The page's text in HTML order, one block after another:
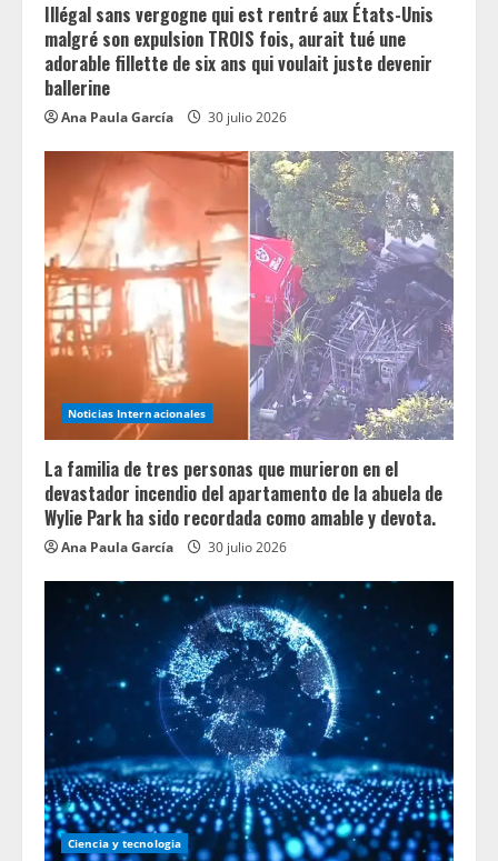
Illégal sans vergogne qui est rentré aux États-Unis
malgré son expulsion TROIS fois, aurait tué une
adorable fillette de six ans qui voulait juste devenir
ballerine
Ana Paula García 30 julio 2026
Noticias Internacionales
La familia de tres personas que murieron en el
devastador incendio del apartamento de la abuela de
Wylie Park ha sido recordada como amable y devota.
Ana Paula García 30 julio 2026
Ciencia y tecnologia